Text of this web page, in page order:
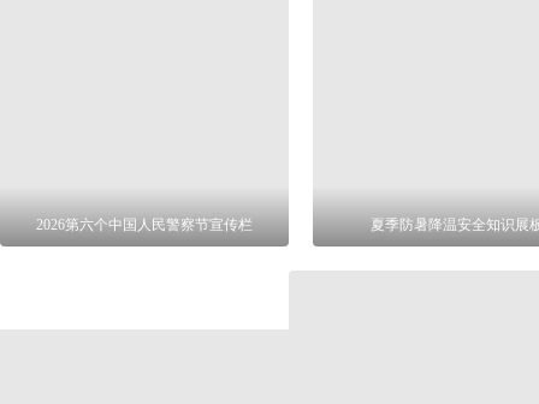
2026第六个中国人民警察节宣传栏 夏季防暑降温安全知识展